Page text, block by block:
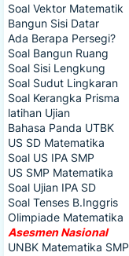
Soal Vektor Matematik
Bangun Sisi Datar
Ada Berapa Persegi?
Soal Bangun Ruang
Soal Sisi Lengkung
Soal Sudut Lingkaran
Soal Kerangka Prisma
latihan Ujian
Bahasa Panda UTBK
US SD Matematika
Soal US IPA SMP
US SMP Matematika
Soal Ujian IPA SD
Soal Tenses B.Inggris
Olimpiade Matematika
Asesmen Nasional
UNBK Matematika SMP